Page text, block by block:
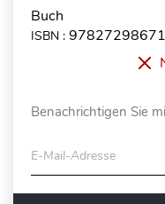
Buch
ISBN :
Benachrichtigen Sie
E-Mail-Adresse